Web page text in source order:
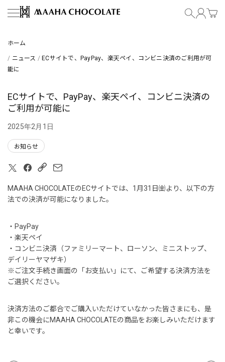
コンテンツにスキップ
MAAHA CHOCOLATE
ホーム
/ ニュース /ECサイトで、PayPay、楽天ペイ、コンビニ決済のご利用が可
能に
ECサイトで、PayPay、楽天ペイ、コンビニ決済の
ご利用が可能に
2025年2月1日
お知らせ
コピーリンク
MAAHA CHOCOLATEのECサイトでは、1月31日㈮より、以下の方
法での決済が可能になりました。
・PayPay
・楽天ペイ
・コンビニ決済（ファミリーマート、ローソン、ミニストップ、
デイリーヤマザキ）
※ご注文手続き画面の「お支払い」にて、ご希望する決済方法を
ご選択ください。
決済方法のご都合でご購入いただけていなかった皆さまにも、是
非この機会にMAAHA CHOCOLATEの商品をお楽しみいただけます
と幸いです。